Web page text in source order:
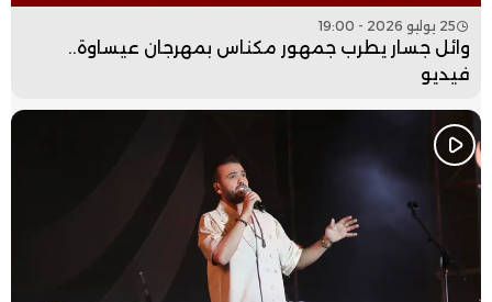
25 يوليو 2026 - 19:00
وائل جسار يطرب جمهور مكناس بمهرجان عيساوة..
فيديو